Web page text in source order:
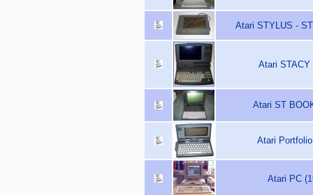
Atari STYLUS -
Atari STACY
Atari ST
Atari
Atari PC